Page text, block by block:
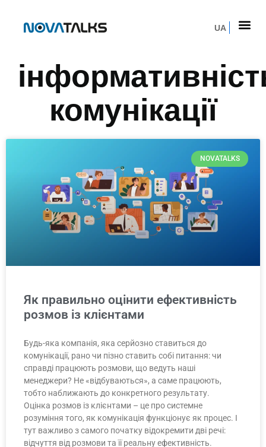
UA
комунікації
NOVATALKS
Як правильно оцінити ефективність
розмов із клієнтами
Будь-яка компанія, яка серйозно ставиться до
комунікації, рано чи пізно ставить собі питання: чи
справді працюють розмови, що ведуть наші
менеджери? Не «відбуваються», а саме працюють,
тобто наближають до конкретного результату.
Оцінка розмов із клієнтами – це про системне
розуміння того, як комунікація функціонує як процес. І
тут важливо з самого початку відокремити дві речі:
відчуття від розмови та її реальну ефективність.